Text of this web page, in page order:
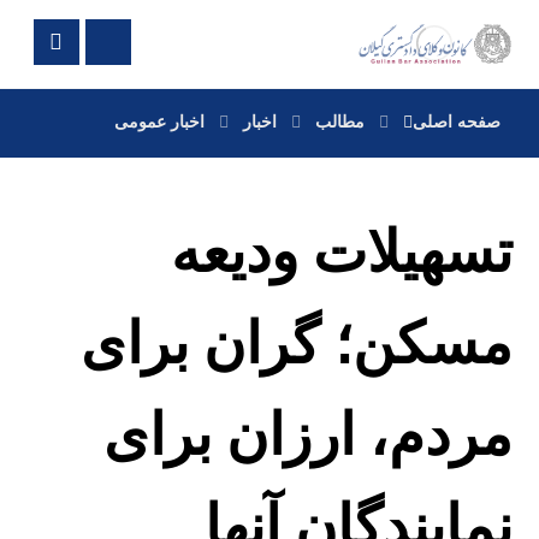
صفحه اصلی مطالب اخبار اخبار عمومی
تسهیلات ودیعه
مسکن؛ گران برای
مردم، ارزان برای